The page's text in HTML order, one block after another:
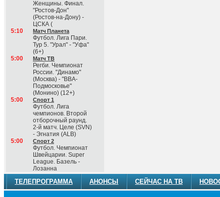
Женщины. Финал.
"Ростов-Дон"
(Ростов-на-Дону) -
ЦСКА (
5:10
Матч Планета
Футбол. Лига Пари.
Тур 5. "Урал" - "Уфа"
(6+)
5:00
Матч ТВ
Регби. Чемпионат
России. "Динамо"
(Москва) - "ВВА-
Подмосковье"
(Монино) (12+)
5:00
Спорт 1
Футбол. Лига
чемпионов. Второй
отборочный раунд.
2-й матч. Целе (SVN)
- Эгнатия (ALB)
5:00
Спорт 2
Футбол. Чемпионат
Швейцарии. Super
League. Базель -
Лозанна
ТЕЛЕПРОГРАММА АНОНСЫ СЕЙЧАС НА ТВ